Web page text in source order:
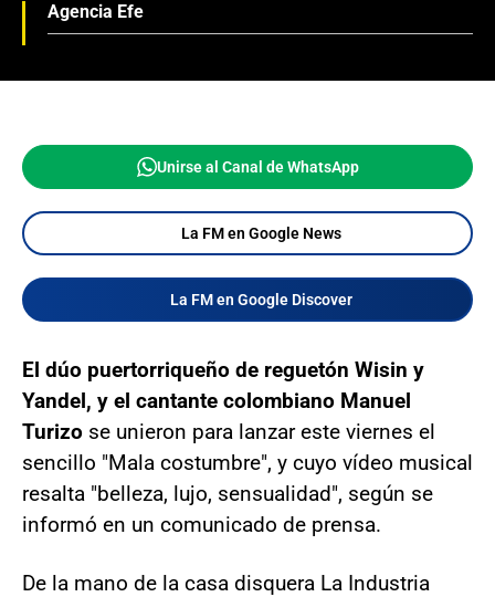
Agencia Efe
Unirse al Canal de WhatsApp
La FM en Google News
La FM en Google Discover
El dúo puertorriqueño de reguetón Wisin y
Yandel, y el cantante colombiano Manuel
Turizo se unieron para lanzar este viernes el
sencillo "Mala costumbre", y cuyo vídeo musical
resalta "belleza, lujo, sensualidad", según se
informó en un comunicado de prensa.
De la mano de la casa disquera La Industria